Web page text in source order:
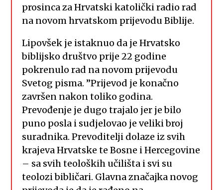
prosinca za Hrvatski katolički radio rad
na novom hrvatskom prijevodu Biblije.
Lipovšek je istaknuo da je Hrvatsko
biblijsko društvo prije 22 godine
pokrenulo rad na novom prijevodu
Svetog pisma. ”Prijevod je konačno
završen nakon toliko godina.
Prevođenje je dugo trajalo jer je bilo
puno posla i sudjelovao je veliki broj
suradnika. Prevoditelji dolaze iz svih
krajeva Hrvatske te Bosne i Hercegovine
– sa svih teoloških učilišta i svi su
teolozi bibličari. Glavna značajka novog